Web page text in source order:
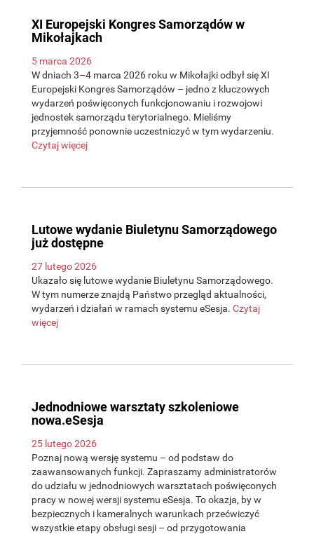
XI Europejski Kongres Samorządów w
Mikołajkach
5 marca 2026
W dniach 3–4 marca 2026 roku w Mikołajki odbył się XI
Europejski Kongres Samorządów – jedno z kluczowych
wydarzeń poświęconych funkcjonowaniu i rozwojowi
jednostek samorządu terytorialnego. Mieliśmy
przyjemność ponownie uczestniczyć w tym wydarzeniu.
Czytaj więcej
Lutowe wydanie Biuletynu Samorządowego
już dostępne
27 lutego 2026
Ukazało się lutowe wydanie Biuletynu Samorządowego.
W tym numerze znajdą Państwo przegląd aktualności,
wydarzeń i działań w ramach systemu eSesja. Czytaj
więcej
Jednodniowe warsztaty szkoleniowe
nowa.eSesja
25 lutego 2026
Poznaj nową wersję systemu – od podstaw do
zaawansowanych funkcji. Zapraszamy administratorów
do udziału w jednodniowych warsztatach poświęconych
pracy w nowej wersji systemu eSesja. To okazja, by w
bezpiecznych i kameralnych warunkach przećwiczyć
wszystkie etapy obsługi sesji – od przygotowania